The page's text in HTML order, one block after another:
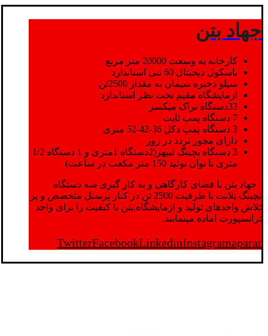
جهاد بتن
کارخانه به وسعت 20000 متر مربع
باسکول دیجیتال 60 تنی استاندارد
سیلو ذخیره سیمان به مقدار 2500تن
ازمایشگاه مقیم تحت نظر استاندارد
33دستگاه تراک میکسر
7 دستگاه پمپ ثابت
3 دستگاه پمپ دکل 36-42-52 متری
دارای مجوز تردد در روز
3 دستگاه بچینگ لیپهر(2دستگاه 1متری و 1 دستگاه 1/2
متری با توان تولید 150 متر مکعب در ساعت)
جهاد بتن با فضای کارگاهی و به کار گیری سه دستگاه
بچینگ پلانت با ظرفیت 2500 تن در کنار پرسنل متخصص و پر
تلاش واحدهای تولید و ازمایشگاه,بتن با کیفیت را برای واحد
ترانسپورت اماده مینمایند.
TwitterFacebookLinkedinInstagramaparat